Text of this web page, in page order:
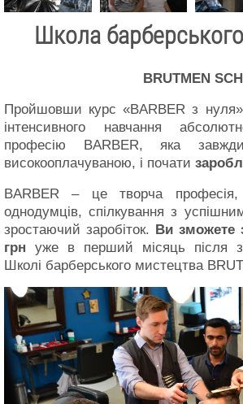
Школа
BRUTMEN
Пройшовши курс «BARBER з
інтенсивного навчання
професію BARBER, яка
високооплачуваною, і почати
BARBER – це творча професія,
однодумців, спілкування з
зростаючий заробіток. Ви зможете
грн уже в перший місяць після
Школі барберського мистецтва